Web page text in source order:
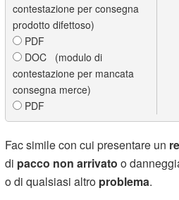
contestazione per consegna
prodotto difettoso)
PDF
DOC (modulo di
contestazione per mancata
consegna merce)
PDF
Fac simile con cui presentare un
di pacco non arrivatoo
o di qualsiasi altro problema.